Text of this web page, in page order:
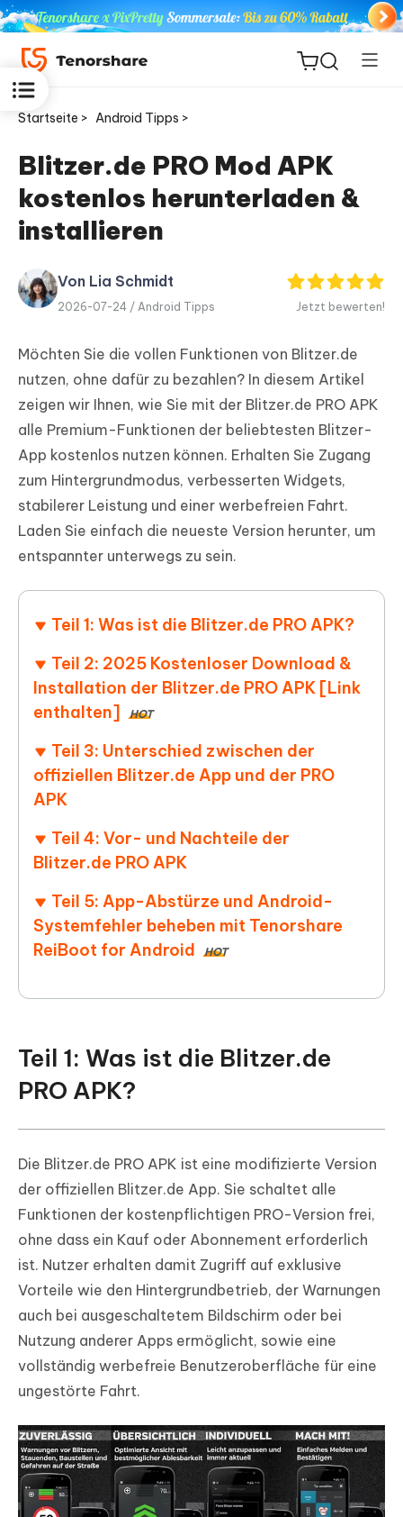
ReiBoot
for iOS
PDNob
PDF
Editor
Neu
iAnyGo
Startseite > Android Tipps >
Blitzer.de PRO Mod APK
kostenlos herunterladen &
installieren
Von Lia Schmidt
2026-07-24 / Android Tipps Jetzt bewerten!
Möchten Sie die vollen Funktionen von Blitzer.de
nutzen, ohne dafür zu bezahlen? In diesem Artikel
zeigen wir Ihnen, wie Sie mit der Blitzer.de PRO APK
alle Premium-Funktionen der beliebtesten Blitzer-
App kostenlos nutzen können. Erhalten Sie Zugang
zum Hintergrundmodus, verbesserten Widgets,
stabilerer Leistung und einer werbefreien Fahrt.
Laden Sie einfach die neueste Version herunter, um
entspannter unterwegs zu sein.
Teil 1: Was ist die Blitzer.de PRO APK?
Teil 2: 2025 Kostenloser Download &
Installation der Blitzer.de PRO APK [Link
enthalten]
HOT
Teil 3: Unterschied zwischen der
offiziellen Blitzer.de App und der PRO
APK
Teil 4: Vor- und Nachteile der
Blitzer.de PRO APK
Teil 5: App-Abstürze und Android-
Systemfehler beheben mit Tenorshare
ReiBoot for Android
HOT
Teil 1: Was ist die Blitzer.de
PRO APK?
Die Blitzer.de PRO APK ist eine modifizierte Version
der offiziellen Blitzer.de App. Sie schaltet alle
Funktionen der kostenpflichtigen PRO-Version frei,
ohne dass ein Kauf oder Abonnement erforderlich
ist. Nutzer erhalten damit Zugriff auf exklusive
Vorteile wie den Hintergrundbetrieb, der Warnungen
auch bei ausgeschaltetem Bildschirm oder bei
Nutzung anderer Apps ermöglicht, sowie eine
vollständig werbefreie Benutzeroberfläche für eine
ungestörte Fahrt.